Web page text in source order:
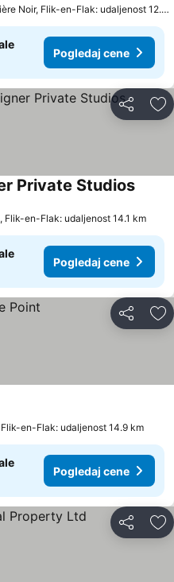
Grand Rivière Noir, Flik-en-Flak: udaljenost 12.5 km
Pogledaj cene
Deli
Private Studios
Flik-en-Flak: udaljenost 14.1 km
Pogledaj cene
Deli
en-Flak: udaljenost 14.9 km
Pogledaj cene
Deli